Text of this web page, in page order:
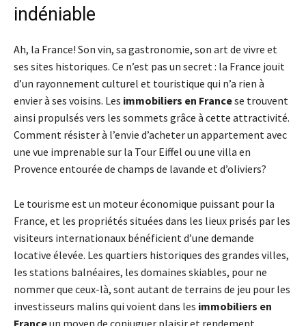
indéniable
Ah, la France! Son vin, sa gastronomie, son art de vivre et
ses sites historiques. Ce n’est pas un secret : la France jouit
d’un rayonnement culturel et touristique qui n’a rien à
envier à ses voisins. Les immobiliers en Francese trouvent
ainsi propulsés vers les sommets grâce à cette attractivité.
Comment résister à l’envie d’acheter un appartement avec
une vue imprenable sur la Tour Eiffel ou une villa en
Provence entourée de champs de lavande et d’oliviers?
Le tourisme est un moteur économique puissant pour la
France, et les propriétés situées dans les lieux prisés par les
visiteurs internationaux bénéficient d’une demande
locative élevée. Les quartiers historiques des grandes villes,
les stations balnéaires, les domaines skiables, pour ne
nommer que ceux-là, sont autant de terrains de jeu pour les
investisseurs malins qui voient dans les immobiliers en
Franceun moyen de conjuguer plaisir et rendement.